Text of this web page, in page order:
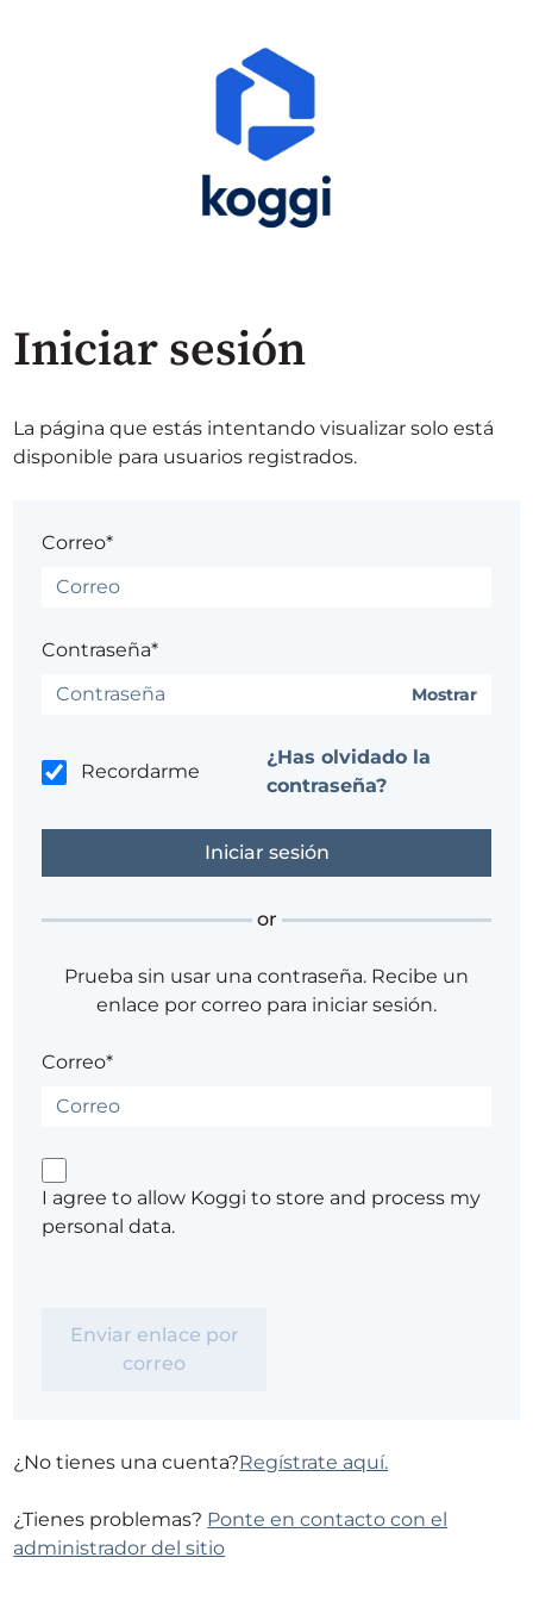
Iniciar sesión
La página que estás intentando visualizar solo está
disponible para usuarios registrados.
Correo*
Contraseña*
Mostrar
Recordarme
¿Has olvidado la
contraseña?
or
Prueba sin usar una contraseña. Recibe un
enlace por correo para iniciar sesión.
Correo*
I agree to allow Koggi to store and process my
personal data.
¿No tienes una cuenta?Regístrate aquí.
¿Tienes problemas? Ponte en contacto con el
administrador del sitio